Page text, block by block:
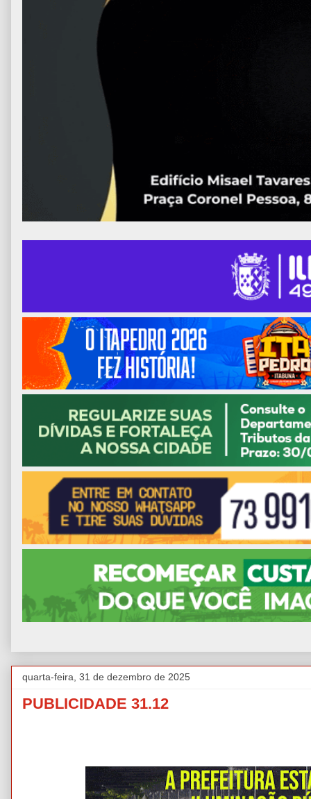
quarta-feira, 31 de dezembro de 2025
PUBLICIDADE 31.12